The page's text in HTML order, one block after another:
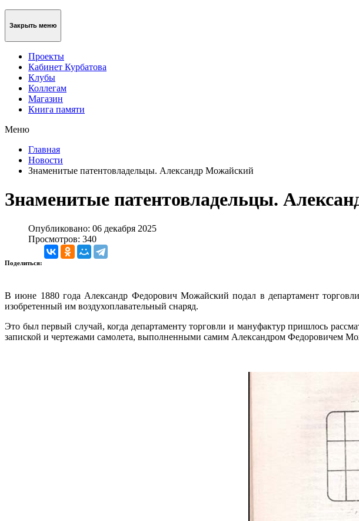
Закрыть меню
Проекты
Кабинет Курбатова
Клубы
Коллегам
Магазин
Книга памяти
Меню
Главная
Новости
Знаменитые патентовладельцы. Александр Можайский
Знаменитые патентовладельцы.
Опубликовано: 06 декабря 2025
Просмотров: 340
Поделиться:
В июне 1880 года Александр Федорович Можайский подал в департамент
изобретенный им воздухоплавательный снаряд.
Это был первый случай, когда департаменту торговли и мануфактур пришлось
запиской и чертежами самолета, выполненными самим Александром Федоровичем